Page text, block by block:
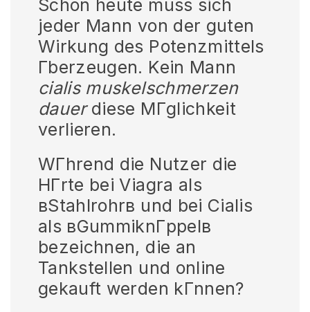
Schon heute muss sich
jeder Mann von der guten
Wirkung des Potenzmittels
Гberzeugen. Kein Mann
cialis muskelschmerzen
dauerdiese MГglichkeit
verlieren.
WГhrend die Nutzer die
HГrte bei Viagra als
вStahlrohrв und bei Cialis
als вGummiknГppelв
bezeichnen, die an
Tankstellen und online
gekauft werden kГnnen?